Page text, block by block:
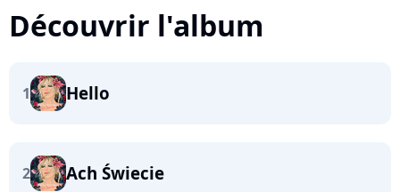
Découvrir l'album
1 Hello
2 Ach Świecie